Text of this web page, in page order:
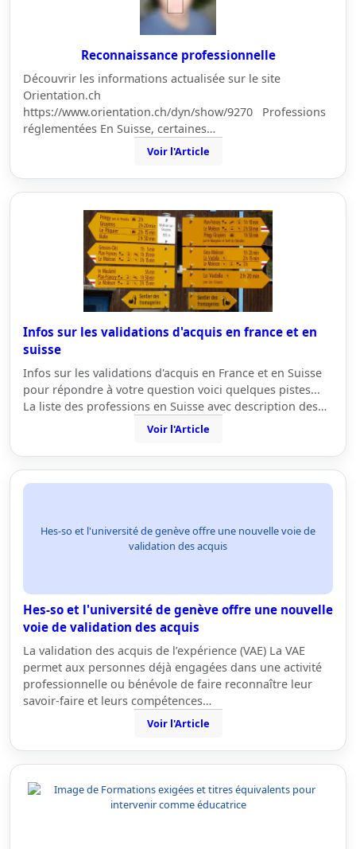
Reconnaissance professionnelle
Découvrir les informations actualisée sur le site
Orientation.ch
https://www.orientation.ch/dyn/show/9270 Professions
réglementées En Suisse, certaines…
Voir l'Article
Infos sur les validations d'acquis en france et en
suisse
Infos sur les validations d'acquis en France et en Suisse
pour répondre à votre question voici quelques pistes...
La liste des professions en Suisse avec description des…
Voir l'Article
Hes-so et l'université de genève offre une nouvelle voie de
validation des acquis
Hes-so et l'université de genève offre une nouvelle
voie de validation des acquis
La validation des acquis de l’expérience (VAE) La VAE
permet aux personnes déjà engagées dans une activité
professionnelle ou bénévole de faire reconnaître leur
savoir-faire et leurs compétences…
Voir l'Article